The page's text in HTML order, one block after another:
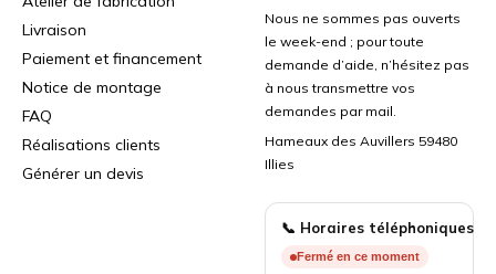
Livraison
Paiement et financement
Notice de montage
FAQ
Réalisations clients
Générer un devis
Nous ne sommes pas ouverts
le week-end ; pour toute
demande d’aide, n’hésitez pas
à nous transmettre vos
demandes par mail.
Hameaux des Auvillers 59480
Illies
📞 Horaires téléphoniques
Fermé en ce moment